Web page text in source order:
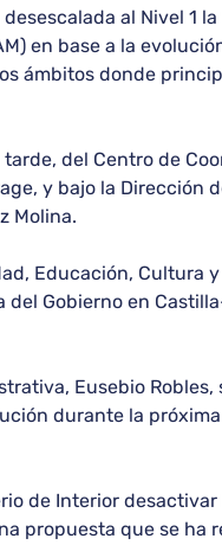
al Nivel 1
en base a la
ámbitos donde
del Centro de
y bajo la Dirección
Molina.
Educación, Cultura
Gobierno en
Eusebio Robles,
durante la
de Interior
propuesta que se ha